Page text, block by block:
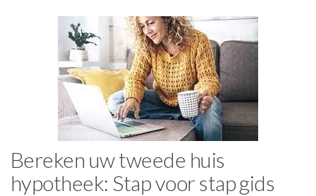
Bereken uw tweede huis
hypotheek: Stap voor stap gids